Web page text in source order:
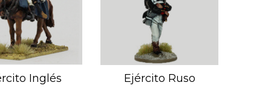
Inglés Ejército Ruso